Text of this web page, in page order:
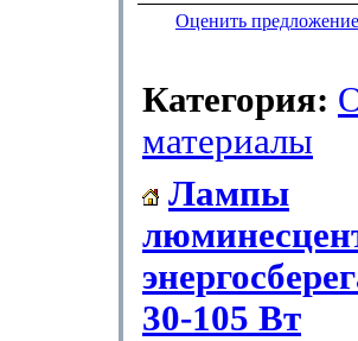
Оценить предложение
Категория:
материалы
Лампы
30-105 Вт